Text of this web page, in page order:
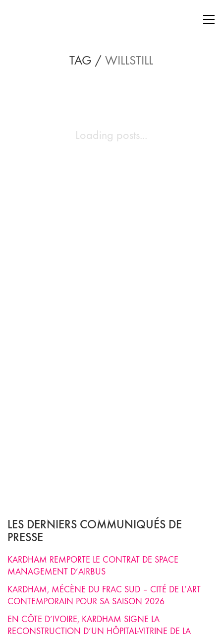
TAG / WILLSTILL
Loading posts...
LES DERNIERS COMMUNIQUÉS DE
PRESSE
KARDHAM REMPORTE LE CONTRAT DE SPACE
MANAGEMENT D’AIRBUS
KARDHAM, MÉCÈNE DU FRAC SUD – CITÉ DE L’ART
CONTEMPORAIN POUR SA SAISON 2026
EN CÔTE D’IVOIRE, KARDHAM SIGNE LA
RECONSTRUCTION D’UN HÔPITAL-VITRINE DE LA